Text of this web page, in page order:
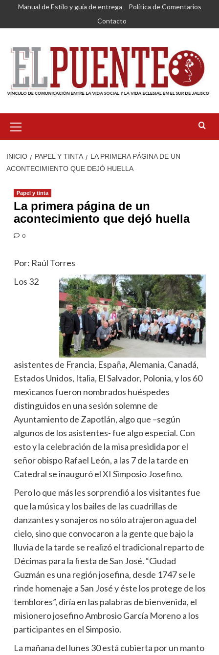
Saltar
contenido
Manual de Estilo y guía de entrega
Política de Comentarios
Contacto
primario
INICIO PAPEL Y TINTA
LA PRIMERA PÁGINA DE UN
ACONTECIMIENTO QUE DEJÓ HUELLA
Papel y tinta
La primera página de un
acontecimiento que dejó huella
0
Por: Raúl Torres
Los 32
asistentes de Francia, España, Alemania, Canadá,
Estados Unidos, Italia, El Salvador, Polonia, y los 60
mexicanos fueron nombrados huéspedes
distinguidos en una sesión solemne de
Ayuntamiento de Zapotlán, algo que –según
algunos de los asistentes- fue algo especial. Con
esto y la celebración de la misa presidida por el
señor obispo Rafael León, a las 7 de la tarde en
Catedral se inauguró el XI Simposio Josefino.
Pero lo que más les sorprendió a los visitantes fue
que la música y los bailes de las cuadrillas de
danzantes y sonajeros no sólo atrajeron agua del
cielo, sino que convocaron a la gente que bajo la
lluvia de la tarde se realizó el tradicional reparto de
Décimas para la fiesta de San José. “Ciudad
Guzmán es una región josefina, desde 1747 se le
rinde homenaje a San José y éste los protege de los
temblores”, diría en las palabras de bienvenida, el
misionero josefino Ambrosio García Moreno a los
participantes en el Simposio.
La mañana del lunes 30 está cubierta por un manto